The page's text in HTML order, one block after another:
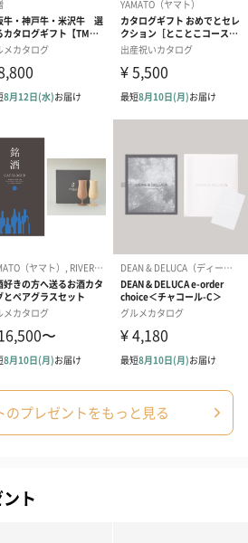
祝）（110円）
（110円）
ト
すすめです。お母様にもお子様にも嬉
意いたしました。
します。
ノンカフェインフルー
ツティー（562円）
葉酸入りデカ
ヒー（875円）
ト
ます。
のプレゼントをもっと見る
ト